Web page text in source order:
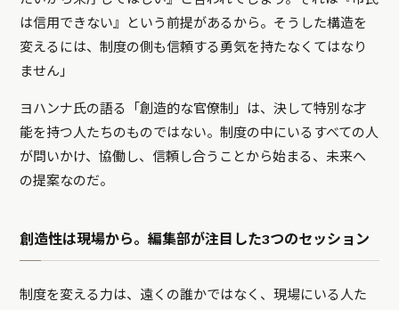
は信用できない』という前提があるから。そうした構造を
変えるには、制度の側も信頼する勇気を持たなくてはなり
ません」
ヨハンナ氏の語る「創造的な官僚制」は、決して特別な才
能を持つ人たちのものではない。制度の中にいるすべての人
が問いかけ、協働し、信頼し合うことから始まる、未来へ
の提案なのだ。
創造性は現場から。編集部が注目した3つのセッション
制度を変える力は、遠くの誰かではなく、現場にいる人た